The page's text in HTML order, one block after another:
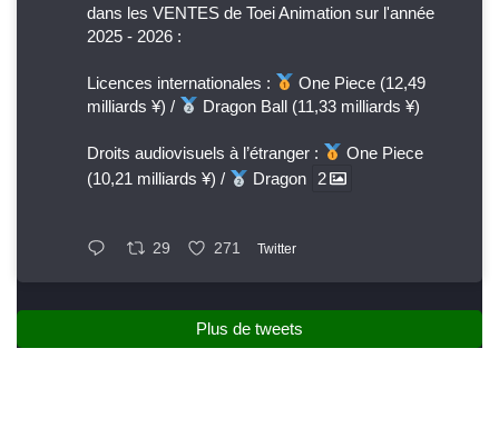
dans les VENTES de Toei Animation sur l'année
2025 - 2026 :
Licences internationales :
One Piece (12,49
milliards ¥) /
Dragon Ball (11,33 milliards ¥)
Droits audiovisuels à l’étranger :
One Piece
(10,21 milliards ¥) /
Dragon 2
29 271 Twitter
Plus de tweets